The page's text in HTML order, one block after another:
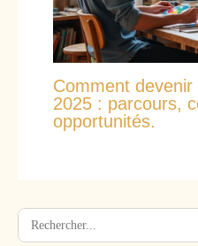
Comment
2025 : parcours,
opportunités.
Rechercher